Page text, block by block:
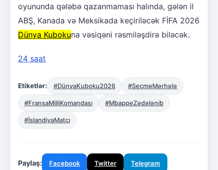
oyununda qələbə qazanmaması halında, gələn il
ABŞ, Kanada və Meksikada keçiriləcək FİFA 2026
Dünya Kubokuna vəsiqəni rəsmiləşdirə biləcək.
24 saat
Etiketlər: #DünyaKuboku2026 #SeçməMərhələ
#FransaMilliKomandası #MbappeZədələnib
#İslandiyaMatçı
Paylaş: Facebook Twitter Telegram